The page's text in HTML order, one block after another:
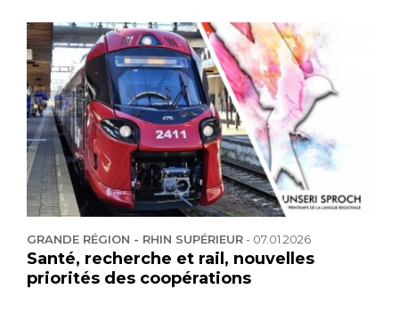
GRANDE RÉGION - RHIN SUPÉRIEUR- 07.01.2026
Santé, recherche et rail, nouvelles
priorités des coopérations